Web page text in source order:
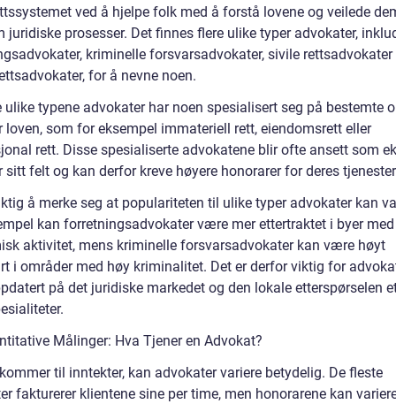
ved å hjelpe folk med å forstå lovene og veilede
juridiske prosesser. Det finnes flere ulike typer advokater,
kriminelle forsvarsadvokater, sivile rettsadvokater
for å nevne noen.
ulike typene advokater har noen spesialisert seg på bestemte
loven, som for eksempel immateriell rett, eiendomsrett eller
rett. Disse spesialiserte advokatene blir ofte ansett som
sitt felt og kan derfor kreve høyere honorarer for deres
å merke seg at populariteten til ulike typer advokater kan
kan forretningsadvokater være mer ettertraktet i byer
aktivitet, mens kriminelle forsvarsadvokater kan være høyt
i områder med høy kriminalitet. Det er derfor viktig for
på det juridiske markedet og den lokale etterspørselen
Målinger: Hva Tjener en Advokat?
til inntekter, kan advokater variere betydelig. De fleste
fakturerer klientene sine per time, men honorarene kan